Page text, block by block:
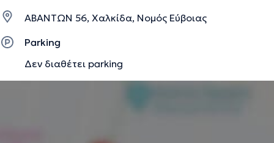
ΑΒΑΝΤΩΝ 56, Χαλκίδα, Νομός Εύβοιας
Parking
Δεν διαθέτει parking